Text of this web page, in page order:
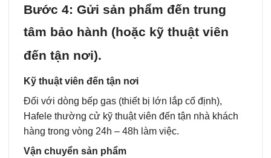
Bước 4: Gửi sản phẩm đến trung
tâm bảo hành (hoặc kỹ thuật viên
đến tận nơi).
Kỹ thuật viên đến tận nơi
Đối với dòng bếp gas (thiết bị lớn lắp cố định),
Hafele thường cử kỹ thuật viên đến tận nhà khách
hàng trong vòng 24h – 48h làm việc.
Vận chuyển sản phẩm